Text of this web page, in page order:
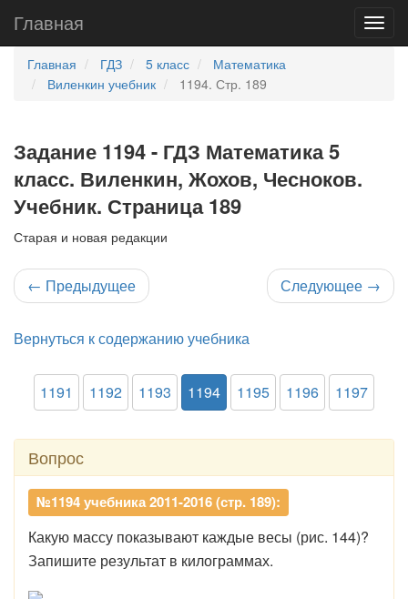
Главная
Главная ГДЗ 5 класс
Математика
Виленкин учебник
1194. Стр. 189
Задание 1194 - ГДЗ Математика 5
класс. Виленкин, Жохов, Чесноков.
Учебник. Страница 189
Старая и новая редакции
← Предыдущее Следующее →
Вернуться к содержанию учебника
1191 1192 1193 1194 1195 1196 1197
Вопрос
№1194 учебника 2011-2016 (стр. 189):
Какую массу показывают каждые весы (рис. 144)?
Запишите результат в килограммах.